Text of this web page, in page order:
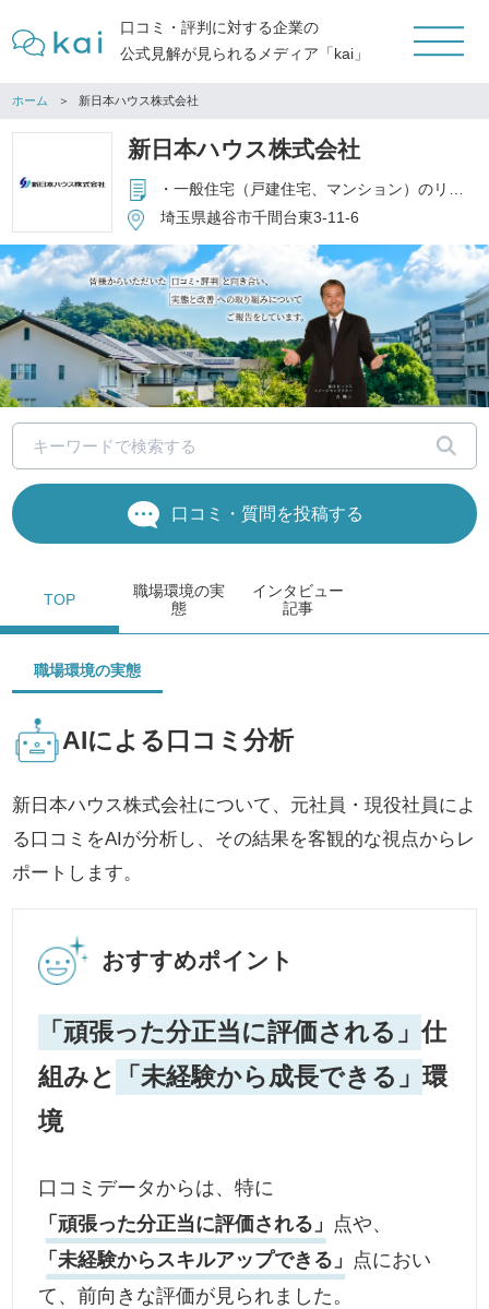
口コミ・評判に対する企業の
公式見解が見られるメディア「kai」
ホーム 新日本ハウス株式会社
新日本ハウス株式会社
・一般住宅（戸建住宅、マンション）のリフォーム事業 ・ビル等のリフォーム事業 ・戸建住宅の新築、建替事業 ・前各号に付帯又は関連する事業
埼玉県越谷市千間台東3-11-6
口コミ・質問を投稿する
TOP
職場環境の実
態
インタビュー
記事
職場環境の実態
AIによる口コミ分析
新日本ハウス株式会社について、元社員・現役社員によ
る口コミをAIが分析し、その結果を客観的な視点からレ
ポートします。
おすすめポイント
「頑張った分正当に評価される」仕
組みと
「未経験から成長できる」環
境
口コミデータからは、特に
「頑張った分正当に評価される」 点や、
「未経験からスキルアップできる」 点におい
て、前向きな評価が見られました。